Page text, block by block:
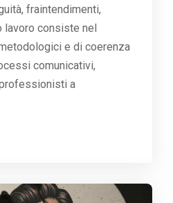
fraintendimenti,
lavoro consiste nel
e di coerenza
comunicativi,
a